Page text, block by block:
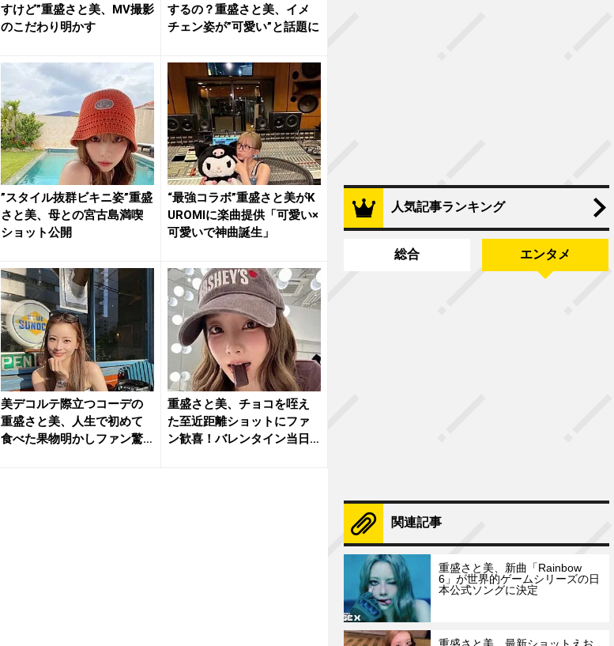
すけど”重盛さと美、MV撮影
のこだわり明かす
するの？重盛さと美、イメ
チェン姿が”可愛い”と話題に
”スタイル抜群ビキニ姿”重盛
さと美、母との宮古島満喫
ショット公開
“最強コラボ”重盛さと美がK
UROMIに楽曲提供「可愛い×
可愛いで神曲誕生」
美デコルテ際立つコーデの
重盛さと美、人生で初めて
食べた果物明かしファン驚
重盛さと美、チョコを咥え
た至近距離ショットにファ
ン歓喜！バレンタイン当日
人気記事ランキング
総合 エンタメ
関連記事
重盛さと美、新曲「Rainbow
6」が世界的ゲームシリーズの日
本公式ソングに決定